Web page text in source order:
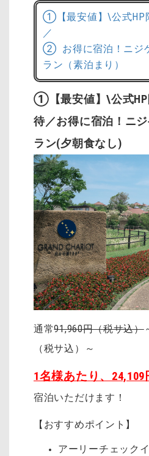
①【最安値】\公式HP
／
② お得に宿泊！ニジ
ラン（素泊まり）
①【最安値】\公式HP
待／お得に宿泊！ニ
ラン(夕朝食なし)
通常91,960円（税サ込）
（税サ込）～
1名様あたり、
宿泊いただけます！
【おすすめポイント】
アーリーチェック